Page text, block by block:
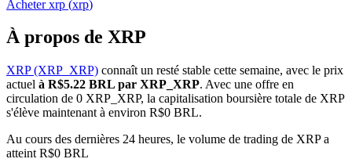
Futures COIN-M
Contrats à terme sur crypto-monnaie
Acheter xrp (xrp)
À propos de XRP
XRP (XRP_XRP) connaît un resté stable cette semaine, avec le prix
actuel à R$5.22 BRL par XRP_XRP. Avec une offre en
circulation de 0 XRP_XRP, la capitalisation boursière totale de XRP
s'élève maintenant à environ R$0 BRL.
Au cours des dernières 24 heures, le volume de trading de XRP a
atteint R$0 BRL